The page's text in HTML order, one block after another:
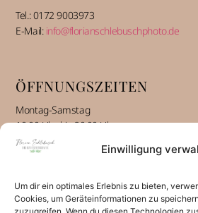
Einwilligung
Um dir ein optimales Erlebnis zu bieten,
Cookies, um Geräteinformationen zu
Tel.: 0172 9003973
E-Mail:info@florianschlebuschphoto.de
ÖFFNUNGSZEITEN
Montag-Samstag
10:00 Uhr bis 20:00 Uhr
INFORMATIONEN
Über mich alt